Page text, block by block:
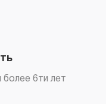
6ти лет